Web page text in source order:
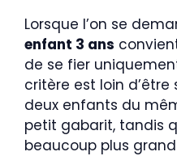
Lorsque l’on se
enfant 3 ans
de se fier
critère est loin
deux enfants du
petit gabarit, tandis
beaucoup plus